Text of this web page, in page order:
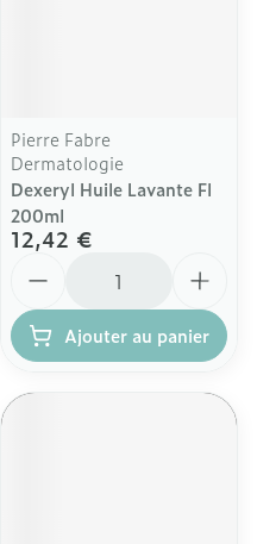
Pierre Fabre
Dermatologie
Dexeryl Huile Lavante Fl
200ml
12,42 €
Ajouter au panier